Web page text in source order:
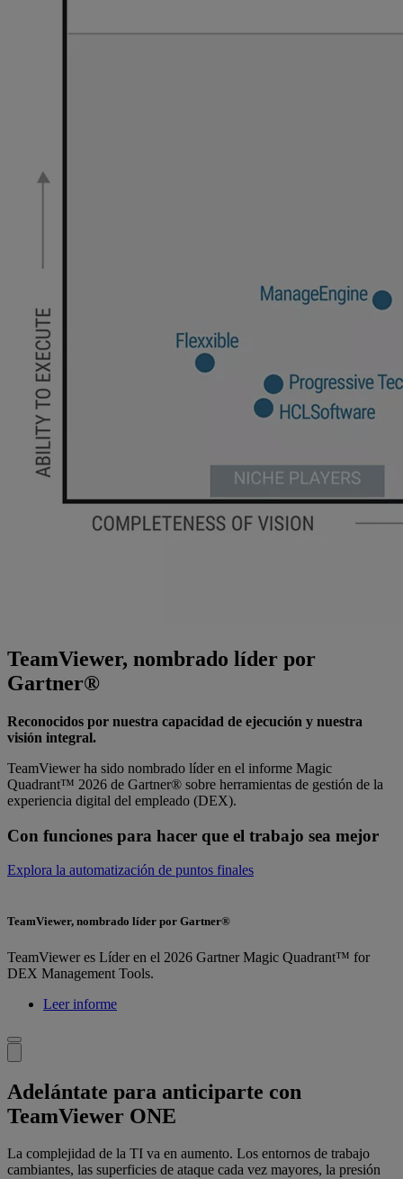
TeamViewer, nombrado líder por
Gartner®
Reconocidos por nuestra capacidad de ejecución y nuestra
visión integral.
TeamViewer ha sido nombrado líder en el informe Magic
Quadrant™ 2026 de Gartner® sobre herramientas de gestión de la
experiencia digital del empleado (DEX).
Con funciones para hacer que el trabajo sea mejor
Explora la automatización de puntos finales
TeamViewer, nombrado líder por Gartner®
TeamViewer es Líder en el 2026 Gartner Magic Quadrant™ for
DEX Management Tools.
Leer informe
Adelántate para anticiparte con
TeamViewer ONE
La complejidad de la TI va en aumento. Los entornos de trabajo
cambiantes, las superficies de ataque cada vez mayores, la presión